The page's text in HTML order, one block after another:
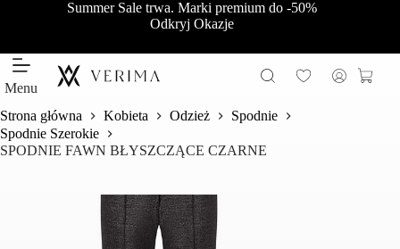
Summer Sale trwa. Marki premium do -50%
Odkryj Okazje
Menu Koszyk
Strona główna Kobieta Odzież
Spodnie
Spodnie Szerokie
SPODNIE FAWN BŁYSZCZĄCE CZARNE